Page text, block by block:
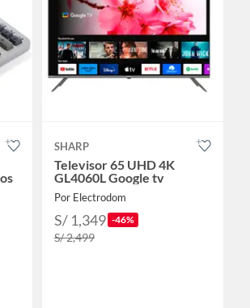
SHARP
Televisor 65 UHD 4K
GL4060L Google tv
Por Electrodom
S/ 1,349 -46%
S/ 2,499